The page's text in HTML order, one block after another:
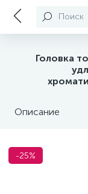
Поиск
Головка
Описание
-25%